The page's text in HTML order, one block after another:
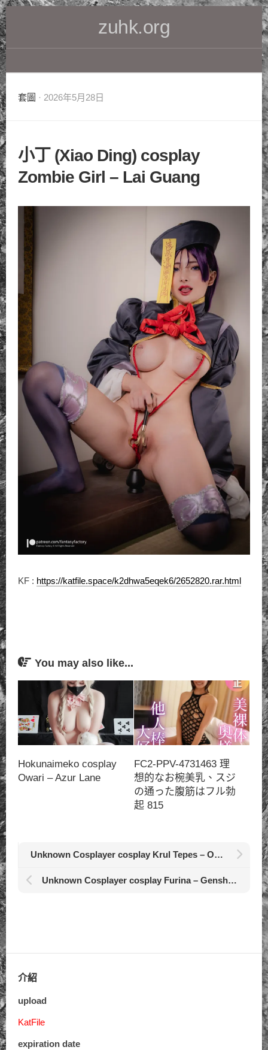
Skip
to
content
zuhk.org
套圖 · 2026年5月28日
小丁 (Xiao Ding) cosplay
Zombie Girl – Lai Guang
KF : https://katfile.space/k2dhwa5eqek6/2652820.rar.html
You may also like...
Hokunaimeko cosplay
Owari – Azur Lane
FC2-PPV-4731463 理
想的なお椀美乳、スジ
の通った腹筋はフル勃
起 815
Unknown Cosplayer cosplay Krul Tepes – Owari no Seraph 163
Unknown Cosplayer cosplay Furina – Genshin Impact
介紹
upload
KatFile
expiration date